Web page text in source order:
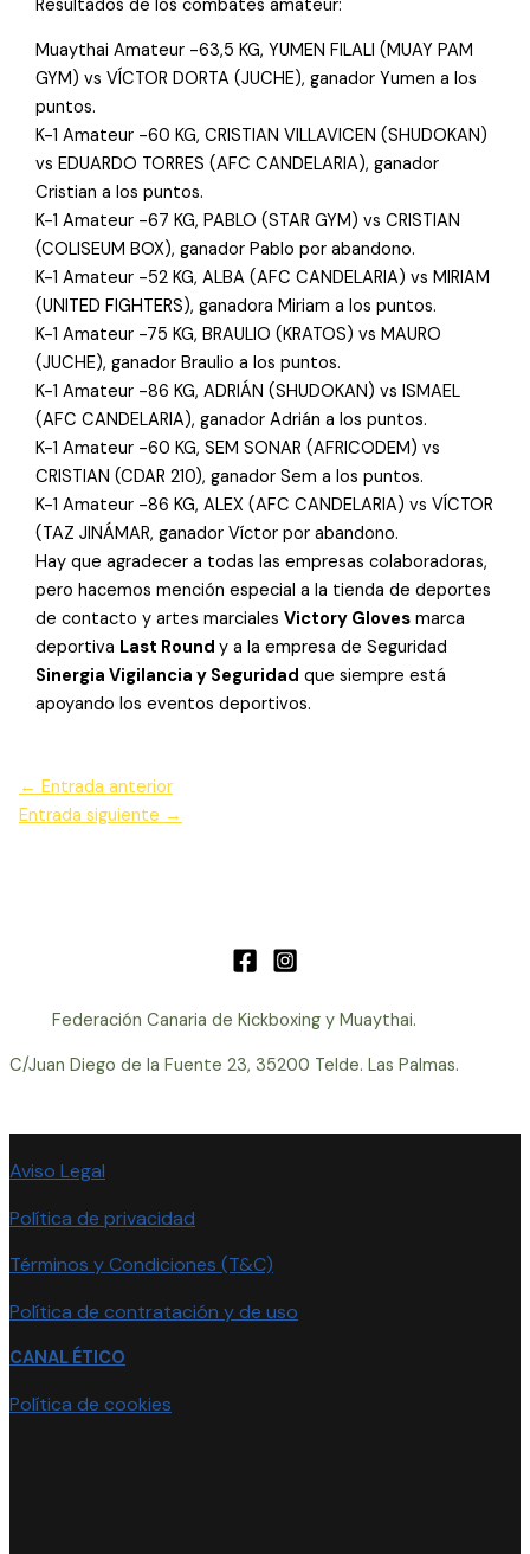
Resultados de los combates amateur:
Muaythai Amateur -63,5 KG, YUMEN FILALI (MUAY PAM
GYM) vs VÍCTOR DORTA (JUCHE), ganador Yumen a los
puntos.
K-1 Amateur -60 KG, CRISTIAN VILLAVICEN (SHUDOKAN)
vs EDUARDO TORRES (AFC CANDELARIA), ganador
Cristian a los puntos.
K-1 Amateur -67 KG, PABLO (STAR GYM) vs CRISTIAN
(COLISEUM BOX), ganador Pablo por abandono.
K-1 Amateur -52 KG, ALBA (AFC CANDELARIA) vs MIRIAM
(UNITED FIGHTERS), ganadora Miriam a los puntos.
K-1 Amateur -75 KG, BRAULIO (KRATOS) vs MAURO
(JUCHE), ganador Braulio a los puntos.
K-1 Amateur -86 KG, ADRIÁN (SHUDOKAN) vs ISMAEL
(AFC CANDELARIA), ganador Adrián a los puntos.
K-1 Amateur -60 KG, SEM SONAR (AFRICODEM) vs
CRISTIAN (CDAR 210), ganador Sem a los puntos.
K-1 Amateur -86 KG, ALEX (AFC CANDELARIA) vs VÍCTOR
(TAZ JINÁMAR, ganador Víctor por abandono.
Hay que agradecer a todas las empresas colaboradoras,
pero hacemos mención especial a la tienda de deportes
de contacto y artes marcialesVictory Gloves marca
deportiva Last Roundy a la empresa de Seguridad
Sinergia Vigilancia y Seguridad que siempre está
apoyando los eventos deportivos.
← Entrada anterior
Entrada siguiente →
Federación Canaria de Kickboxing y Muaythai.
C/Juan Diego de la Fuente 23, 35200 Telde. Las Palmas.
Aviso Legal
Política de privacidad
Términos y Condiciones (T&C)
Política de contratación y de uso
CANAL ÉTICO
Política de cookies